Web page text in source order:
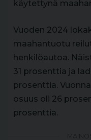
käytettynä
Vuoden 2024
maahantuotu
henkilöautoa.
31 prosenttia ja
prosenttia.
osuus oli 26
prosenttia.